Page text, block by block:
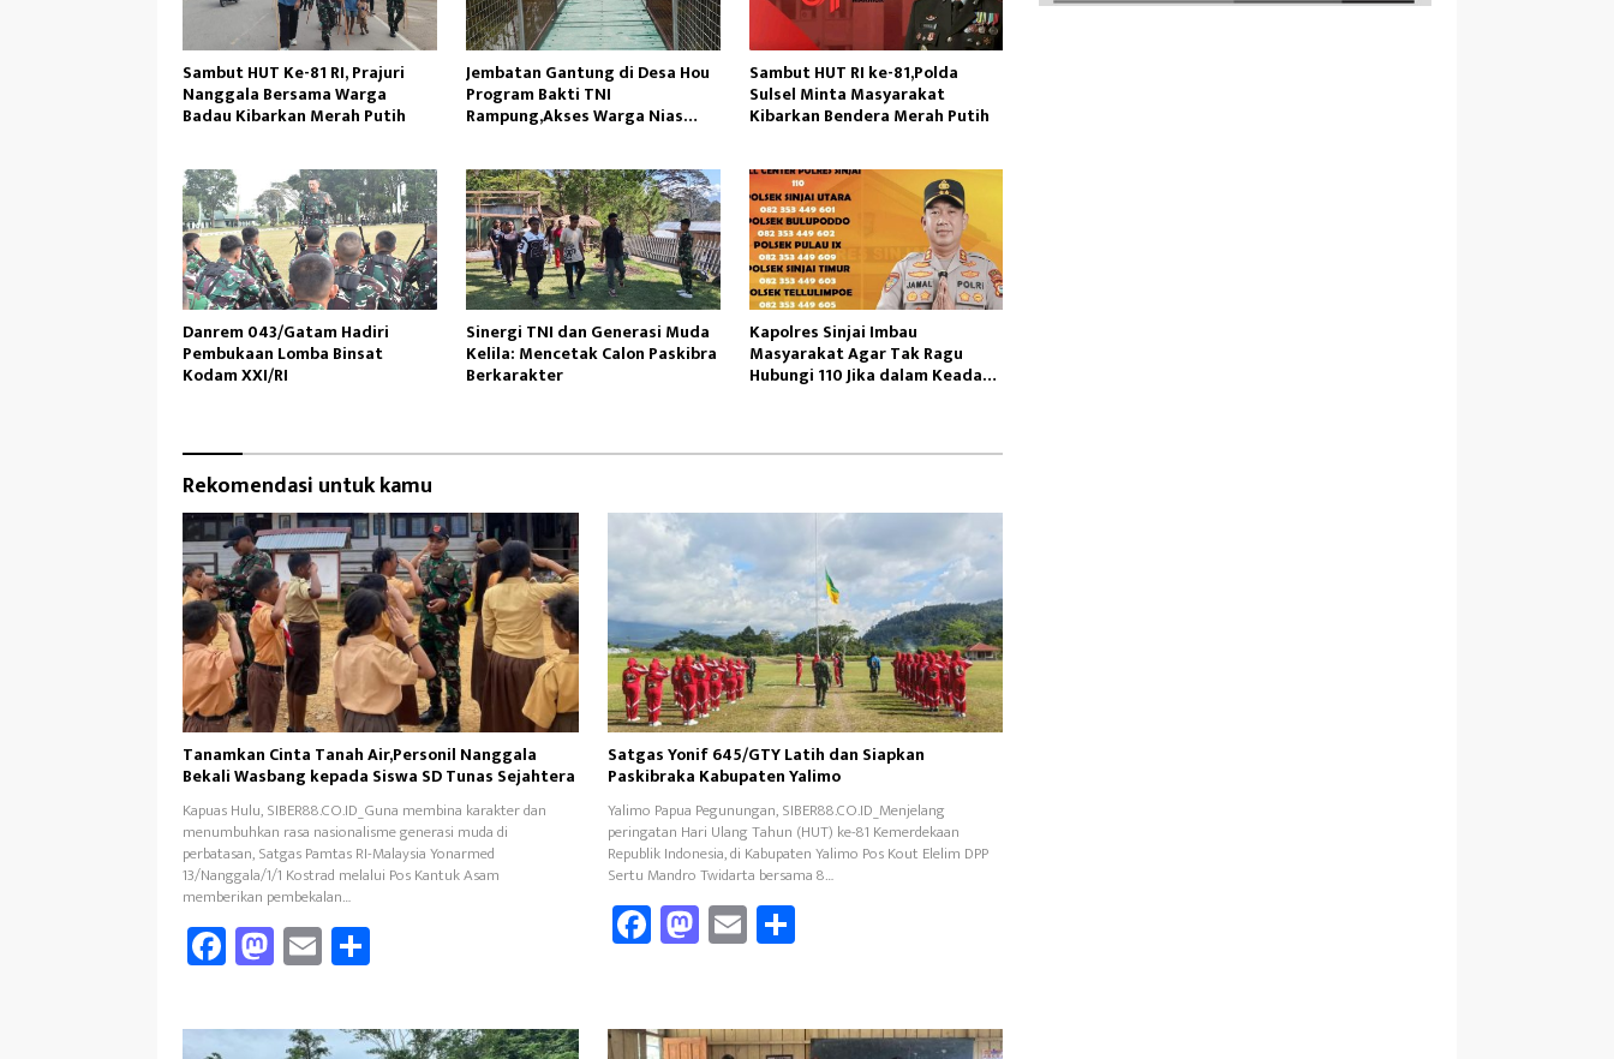
Sambut HUT Ke-81 RI, Prajuri
Nanggala Bersama Warga
Badau Kibarkan Merah Putih
Jembatan Gantung di Desa Hou
Program Bakti TNI
Rampung,Akses Warga Nias
Sambut HUT RI ke-81,Polda
Sulsel Minta Masyarakat
Kibarkan Bendera Merah Putih
Danrem 043/Gatam Hadiri
Pembukaan Lomba Binsat
Kodam XXI/RI
Sinergi TNI dan Generasi Muda
Kelila: Mencetak Calon Paskibra
Berkarakter
Kapolres Sinjai Imbau
Masyarakat Agar Tak Ragu
Hubungi 110 Jika dalam Keadaan
Rekomendasi untuk kamu
Tanamkan Cinta Tanah Air,Personil Nanggala
Bekali Wasbang kepada Siswa SD Tunas Sejahtera
Kapuas Hulu, SIBER88.CO.ID_Guna membina karakter dan
menumbuhkan rasa nasionalisme generasi muda di
perbatasan, Satgas Pamtas RI-Malaysia Yonarmed
13/Nanggala/1/1 Kostrad melalui Pos Kantuk Asam
memberikan pembekalan…
Fa
ce
b
M
as
to
E
m
ail e
Satgas Yonif 645/GTY Latih dan Siapkan
Paskibraka Kabupaten Yalimo
Yalimo Papua Pegunungan, SIBER88.CO.ID_Menjelang
peringatan Hari Ulang Tahun (HUT) ke-81 Kemerdekaan
Republik Indonesia, di Kabupaten Yalimo Pos Kout Elelim DPP
Sertu Mandro Twidarta bersama 8…
Fa
ce
oo
M
as
d
E
m
Sh
ar